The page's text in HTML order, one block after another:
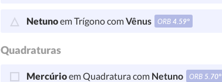
Netunoem Trígono comVênus ORB4.59°
Quadraturas
Mercúrioem Quadratura com Netuno ORB 5.70°